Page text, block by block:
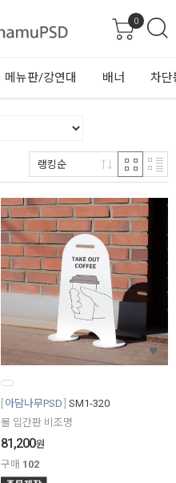
0
메뉴판/강연대 배너 차단
랭킹순
아담나무PSD SM1-320
몰 입간판 비조명
81,200원
구매 102